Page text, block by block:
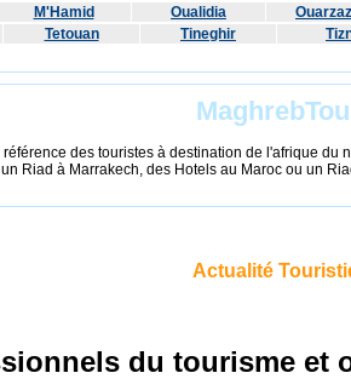
M'Hamid Oualidia
Tetouan Tineghir
des touristes à destination de l'afrique
Riad à Marrakech, des Hotels au Maroc ou un
Actualité
du tourisme